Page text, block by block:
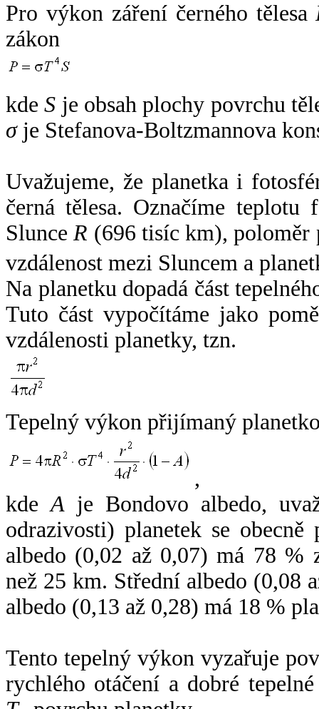
Pro výkon záření černého tělesa
zákon
kdeS je obsah plochy povrchu
σje Stefanova-Boltzmannova
Uvažujeme, že planetka i
černá tělesa. Označíme
SlunceR (696 tisíc km),
vzdálenost mezi Sluncem a
Na planetku dopadá část
Tuto část vypočítáme jako
vzdálenosti planetky, tzn.
Tepelný výkon přijímaný
,
kdeA je Bondovo albedo,
odrazivosti) planetek se
albedo (0,02 až 0,07) má 78 %
než 25 km. Střední albedo (0,08
albedo (0,13 až 0,28) má 18 %
Tento tepelný výkon vyzařuje
rychlého otáčení a dobré